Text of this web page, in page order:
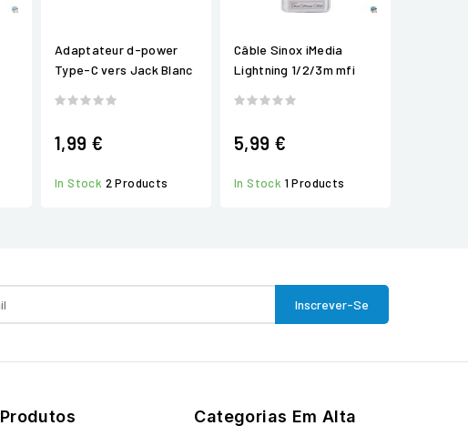
Adaptateur d-power
Type-C vers Jack Blanc
1,99 €
In Stock 2 Products
Câble Sinox iMedia
Lightning 1/2/3m mfi
5,99 €
In Stock 1 Products
Produtos Categorias Em Alta